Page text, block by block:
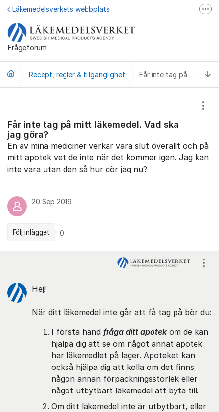
Hoppa till innehåll
Frågeforum
Läkemedelsverkets webbplats
Läkemedelsupplysningen
Läkemedelsverket på Facebook
Recept, regler & tillgänglighet Får inte tag på mitt läkemedel. Vad ska jag göra?
Får inte tag på mitt läkemedel. Vad ska
jag göra?
En av mina mediciner verkar vara slut överallt och på
mitt apotek vet de inte när det kommer igen. Jag kan
inte vara utan den så hur gör jag nu?
20 Sep 2019
Följ inlägget 0
Hej!
När ditt läkemedel inte går att få tag på bör du:
I första hand fråga ditt apotekom de kan
hjälpa dig att se om något annat apotek
har läkemedlet på lager. Apoteket kan
också hjälpa dig att kolla om det finns
någon annan förpackningsstorlek eller
något utbytbart läkemedel att byta till.
Om ditt läkemedel inte är utbytbart, eller